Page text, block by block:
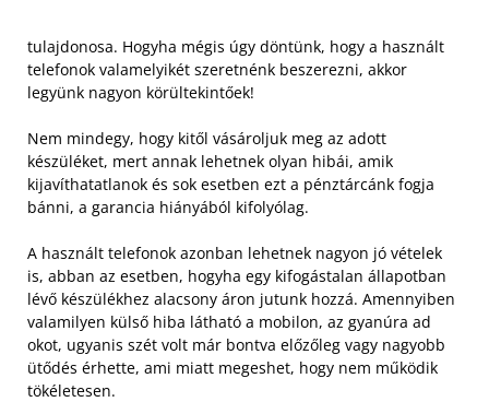
tulajdonosa. Hogyha mégis úgy döntünk, hogy a használt
telefonok valamelyikét szeretnénk beszerezni, akkor
legyünk nagyon körültekintőek!
Nem mindegy, hogy kitől vásároljuk meg az adott
készüléket, mert annak lehetnek olyan hibái, amik
kijavíthatatlanok és sok esetben ezt a pénztárcánk fogja
bánni, a garancia hiányából kifolyólag.
A használt telefonok azonban lehetnek nagyon jó vételek
is, abban az esetben, hogyha egy kifogástalan állapotban
lévő készülékhez alacsony áron jutunk hozzá. Amennyiben
valamilyen külső hiba látható a mobilon, az gyanúra ad
okot, ugyanis szét volt már bontva előzőleg vagy nagyobb
ütődés érhette, ami miatt megeshet, hogy nem működik
tökéletesen.